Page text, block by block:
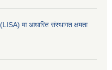
मा आधारित संस्थागत क्षमता